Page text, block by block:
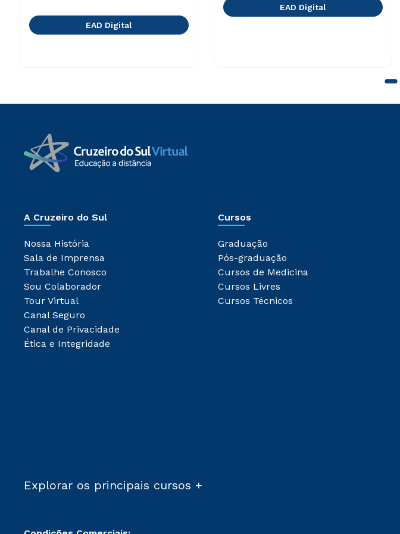
EAD Digital
EAD Digital
A Cruzeiro do Sul
Nossa História
Sala de Imprensa
Trabalhe Conosco
Sou Colaborador
Tour Virtual
Canal Seguro
Canal de Privacidade
Ética e Integridade
Cursos
Graduação
Pós-graduação
Cursos de Medicina
Cursos Livres
Cursos Técnicos
Explorar os principais cursos +